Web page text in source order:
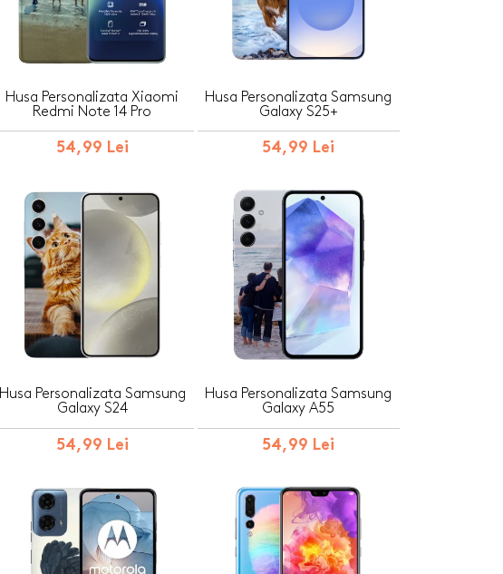
Husa Personalizata Xiaomi
Redmi Note 14 Pro
54,99 Lei
Husa Personalizata Samsung
Galaxy S25+
54,99 Lei
Husa Personalizata Samsung
Galaxy S24
54,99 Lei
Husa Personalizata Samsung
Galaxy A55
54,99 Lei